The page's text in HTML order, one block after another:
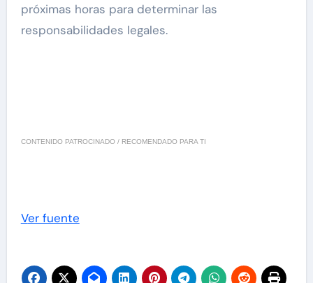
próximas horas para determinar las
responsabilidades legales.
CONTENIDO PATROCINADO / RECOMENDADO PARA TI
Ver fuente